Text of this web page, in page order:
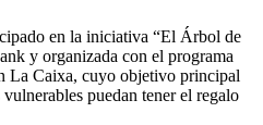
en la iniciativa “El Árbol de
y organizada con el programa
La Caixa, cuyo objetivo principal
puedan tener el regalo